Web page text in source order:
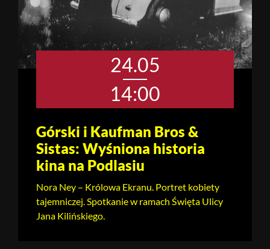
24.05
14:00
Górski i Kaufman Bros &
Sistas: Wyśniona historia
kina na Podlasiu
Nora Ney – Królowa Ekranu. Portret kobiety
tajemniczej. Spotkanie w ramach Święta Ulicy
Jana Kilińskiego.